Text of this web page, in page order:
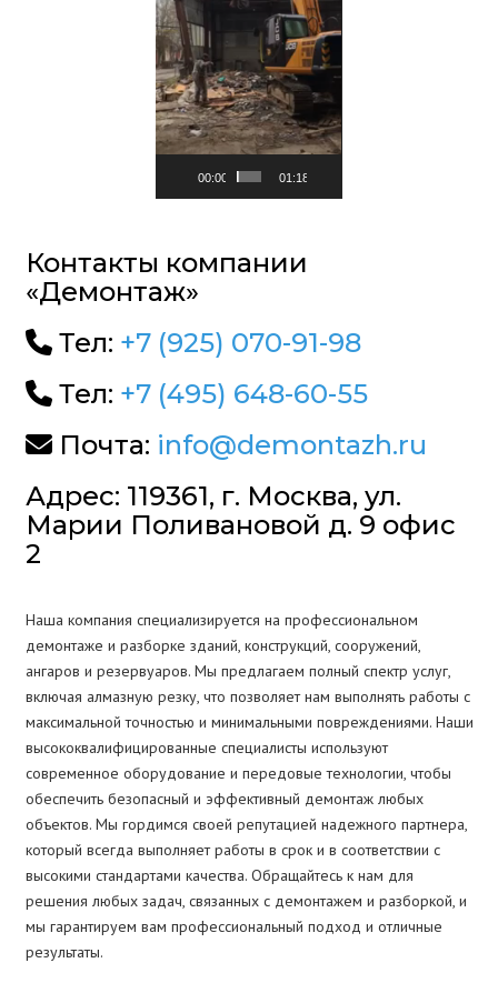
00:00 01:18
Контакты компании
«Демонтаж»
Тел: +7 (925) 070-91-98
Тел: +7 (495) 648-60-55
Почта: info@demontazh.ru
Адрес: 119361, г. Москва, ул.
Марии Поливановой д. 9 офис
2
Наша компания специализируется на профессиональном
демонтаже и разборке зданий, конструкций, сооружений,
ангаров и резервуаров. Мы предлагаем полный спектр услуг,
включая алмазную резку, что позволяет нам выполнять работы с
максимальной точностью и минимальными повреждениями. Наши
высококвалифицированные специалисты используют
современное оборудование и передовые технологии, чтобы
обеспечить безопасный и эффективный демонтаж любых
объектов. Мы гордимся своей репутацией надежного партнера,
который всегда выполняет работы в срок и в соответствии с
высокими стандартами качества. Обращайтесь к нам для
решения любых задач, связанных с демонтажем и разборкой, и
мы гарантируем вам профессиональный подход и отличные
результаты.